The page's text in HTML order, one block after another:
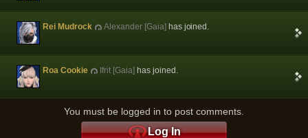
Rei Mudrock Alexander [Gaia] has joined.
Roa Cookie Ifrit [Gaia] has joined.
You must be logged in to post comments.
Log In